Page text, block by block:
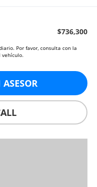
$736,300
Por favor, consulta con la